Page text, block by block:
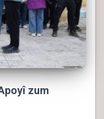
zum